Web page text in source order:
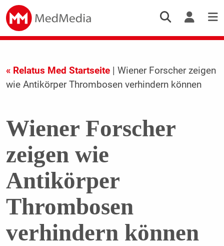
« Relatus Med Startseite| Wiener Forscher zeigen
wie Antikörper Thrombosen verhindern können
Wiener Forscher
zeigen wie
Antikörper
Thrombosen
verhindern können